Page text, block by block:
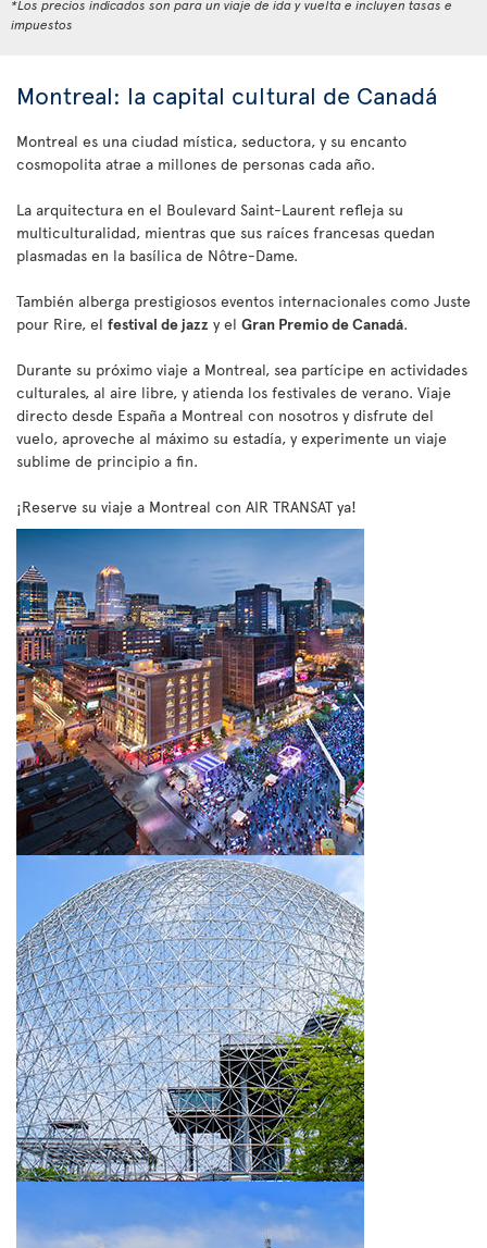
*Los precios indicados son para un viaje de ida y vuelta e incluyen tasas e
impuestos
Montreal: la capital cultural de Canadá
Montreal es una ciudad mística, seductora, y su encanto
cosmopolita atrae a millones de personas cada año.
La arquitectura en el Boulevard Saint-Laurent refleja su
multiculturalidad, mientras que sus raíces francesas quedan
plasmadas en la basílica de Nôtre-Dame.
También alberga prestigiosos eventos internacionales como Juste
pour Rire, el festival de jazz y el Gran Premio de Canadá.
Durante su próximo viaje a Montreal, sea partícipe en actividades
culturales, al aire libre, y atienda los festivales de verano. Viaje
directo desde España a Montreal con nosotros y disfrute del
vuelo, aproveche al máximo su estadía, y experimente un viaje
sublime de principio a fin.
¡Reserve su viaje a Montreal con AIR TRANSAT ya!